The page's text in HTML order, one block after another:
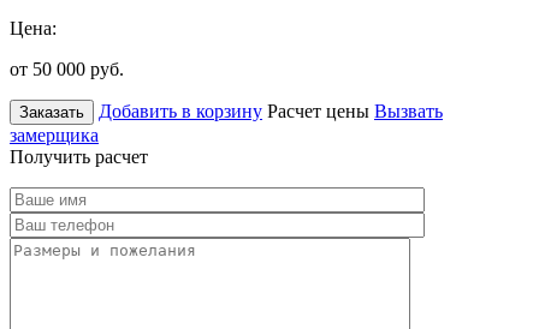
Цена:
от 50 000 руб.
Заказать Добавить в корзину Расчет цены Вызвать
замерщика
Получить расчет